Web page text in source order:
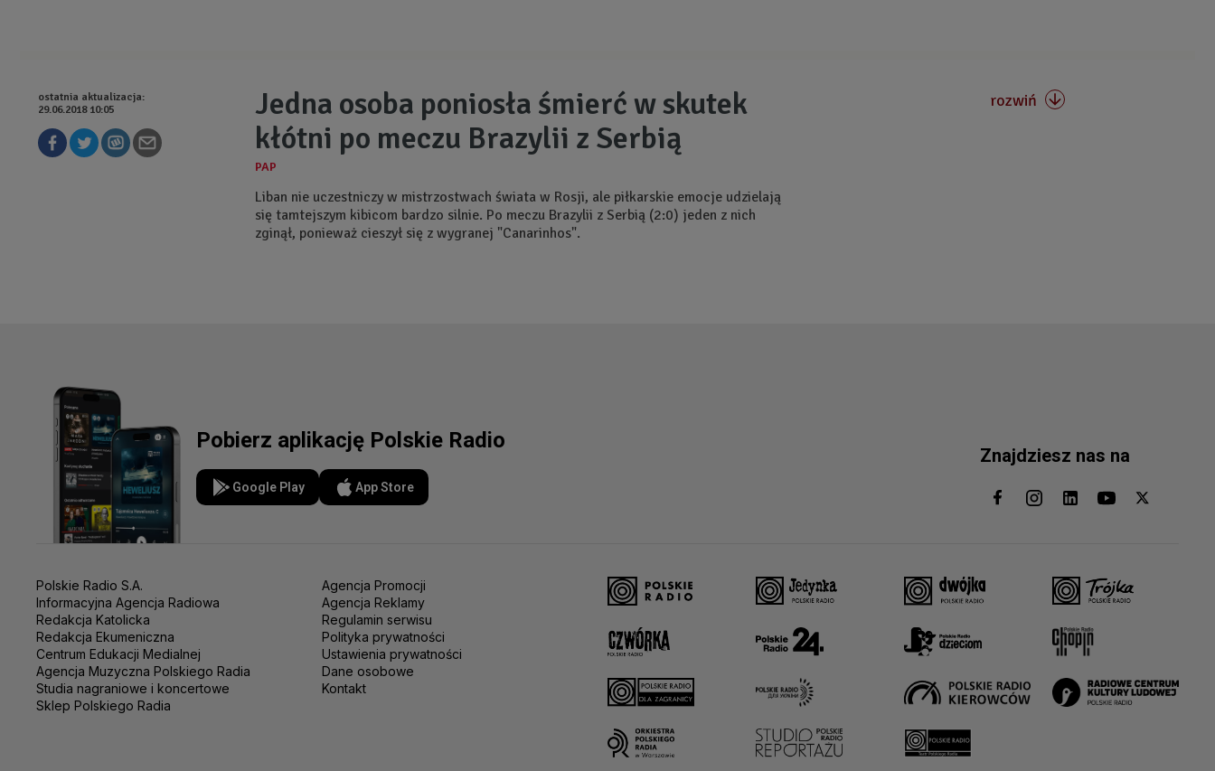
Jedna osoba poniosła śmierć w skutek
kłótni po meczu Brazylii z Serbią
ostatnia aktualizacja:
29.06.2018 10:05
Liban nie uczestniczy w mistrzostwach świata w Rosji, ale piłkarskie emocje udzielają
się tamtejszym kibicom bardzo silnie. Po meczu Brazylii z Serbią (2:0) jeden z nich
zginął, ponieważ cieszył się z wygranej "Canarinhos".
rozwiń 
Pobierz aplikację Polskie Radio
Google Play App Store
Znajdziesz nas na
Polskie Radio S.A.
Informacyjna Agencja Radiowa
Redakcja Katolicka
Redakcja Ekumeniczna
Centrum Edukacji Medialnej
Agencja Muzyczna Polskiego Radia
Studia nagraniowe i koncertowe
Sklep Polskiego Radia
Agencja Promocji
Agencja Reklamy
Regulamin serwisu
Polityka prywatności
Ustawienia prywatności
Dane osobowe
Kontakt